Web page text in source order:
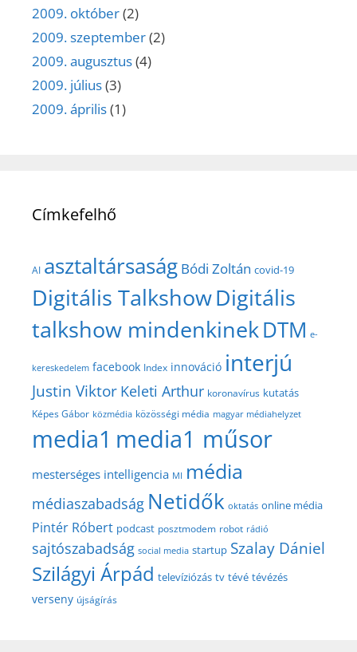
2009. október(2)
2009. szeptember(2)
2009. augusztus(4)
2009. július(3)
2009. április(1)
Címkefelhő
AI asztaltársaság Bódi Zoltán covid-19
Digitális TalkshowDigitális
talkshow mindenkinekDTM e-
kereskedelem facebook Index innováció interjú
Justin Viktor Keleti Arthur koronavírus kutatás
Képes Gábor közmédia közösségi média magyar médiahelyzet
media1 media1 műsor
mesterséges intelligencia MI média
médiaszabadság Netidők oktatás online média
Pintér Róbert podcast posztmodem robot rádió
sajtószabadság social media startup Szalay Dániel
Szilágyi Árpád televíziózás tv tévé tévézés
verseny újságírás